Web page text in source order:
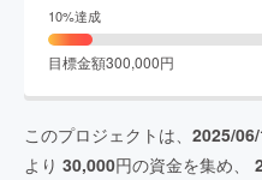
10%達成
目標金額300,000円
このプロジェクトは、 2025/
より 30,000円の資金を集め、